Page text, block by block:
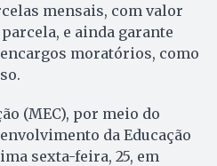
mensais, com valor
e ainda garante
moratórios, como
(MEC), por meio do
da Educação
sexta-feira, 25, em